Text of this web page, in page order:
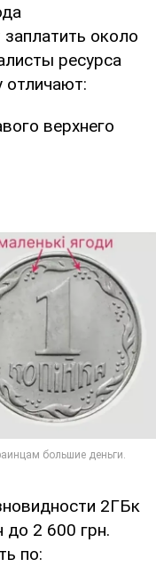
около
ресурса
отличают:
верхнего
2ГБк
до 2 600 грн.
по: